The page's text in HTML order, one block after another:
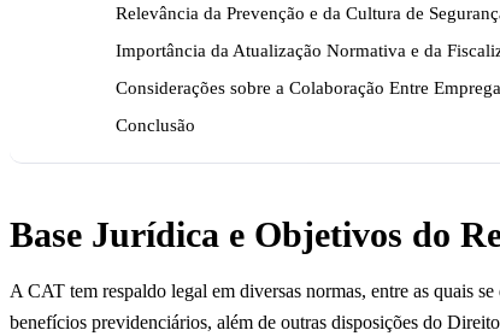
Relevância da Prevenção e da Cultura de
Importância da Atualização Normativa e da
Considerações sobre a Colaboração Entre
Conclusão
Base Jurídica e Objetivos do
A CAT tem respaldo legal em diversas normas, entre as quais
benefícios previdenciários, além de outras disposições do